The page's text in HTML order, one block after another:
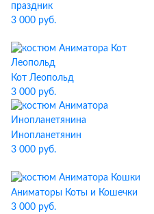
праздник
3 000 руб.
Кот Леопольд
3 000 руб.
Инопланетянин
3 000 руб.
Аниматоры Коты и Кошечки
3 000 руб.